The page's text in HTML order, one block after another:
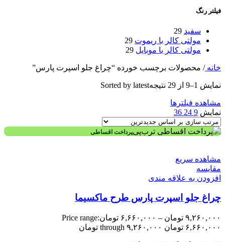
فیلتر رنگ
سفید 29
مولتی کالر با ریموت 29
مولتی کالر با موبایل 29
خانه/ محصولات برچسب خورده “چراغ جلو اسپرت پارس”
نمایش 1–9 از 29 نتیجه Sorted by latest
مشاهده فیلترها
نمایش 9
24
36
پرداخت اقساطی
مشاهده سریع
مقایسه
افزودن به علاقه مندی
چراغ جلو اسپرت پارس طرح ماکسیما
۹,۲۶۰,۰۰۰ تومان – ۶,۶۶۰,۰۰۰ تومانPrice range:
۶,۶۶۰,۰۰۰ تومان through ۹,۲۶۰,۰۰۰ تومان